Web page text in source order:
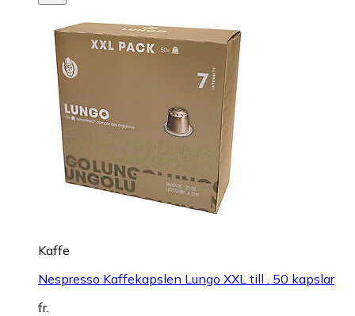
Kaffe
Nespresso Kaffekapslen Lungo XXL till . 50 kapslar
fr.